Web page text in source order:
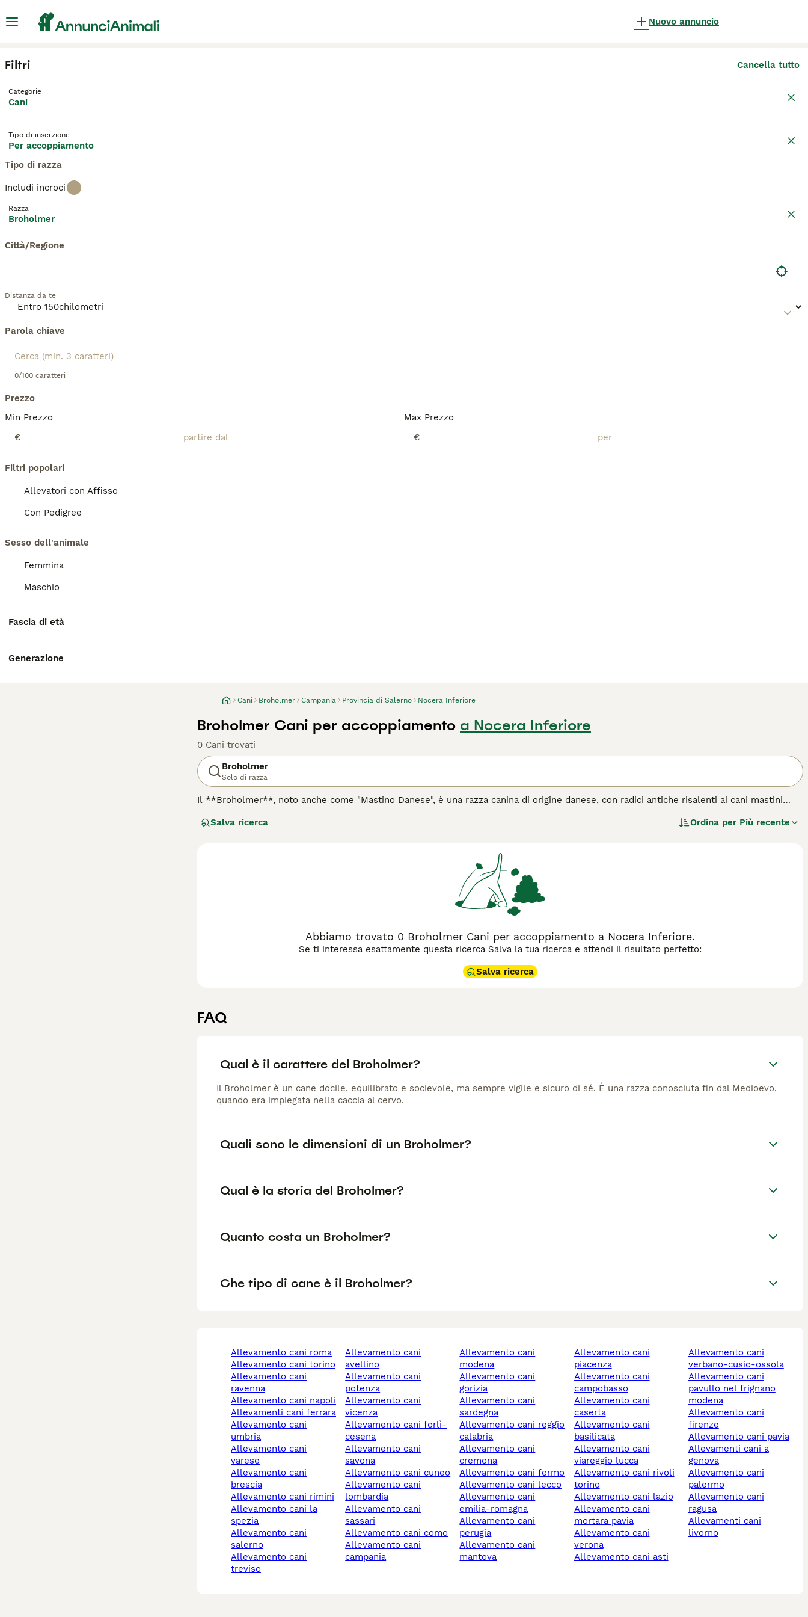
Nuovo annuncio
Filtri Cancella tutto
Categorie
Cani
Tipo di inserzione
Per accoppiamento
Tipo di razza
Includi incroci
Razza
Broholmer
Città/Regione
Distanza da te
Parola chiave
0/100 caratteri
Prezzo
Min Prezzo
€
Max Prezzo
€
Filtri popolari
Allevatori con Affisso
Con Pedigree
Sesso dell'animale
Femmina
Maschio
Fascia di età
Generazione
Cani Broholmer Campania Provincia di Salerno Nocera Inferiore
Broholmer Cani per accoppiamento a Nocera Inferiore
0 Cani trovati
Broholmer
Solo di razza
Il **Broholmer**, noto anche come "Mastino Danese", è una razza canina di origine danese, con radici antiche risalenti ai cani mastini
Broholmer è un cane di taglia grande, con un'altezza che supera spesso i 75 cm per i maschi, e un peso che può arrivare fino a 70 kg. Il
cane da guardia, vigile ma non aggressivo, ideale per chi cerca un compagno protettivo ma affettuoso. Questa razza si adatta bene a
famiglie con bambini, purché ci sia spazio sufficiente e una socializzazione adeguata fin dalla giovane età. Tra le parole chiave più
rilevanti per questa razza in Italia troviamo "Broholmer cane", "Mastino Danese", "cane da guardia", "razza Broholmer" e "Broholmer
carattere". Per la cura, è importante dedicare al Broholmer passeggiate quotidiane di media intensità e una formazione coerente e
positiva, oltre a monitorare la sua salute per prevenire displasia dell'anca e problemi cardiaci tipici delle razze grandi.
Salva ricerca Ordina per Più recente
Abbiamo trovato 0 Broholmer Cani per accoppiamento a Nocera Inferiore.
Se ti interessa esattamente questa ricerca Salva la tua ricerca e attendi il risultato perfetto:
Salva ricerca
FAQ
Qual è il carattere del Broholmer?
Il Broholmer è un cane docile, equilibrato e socievole, ma sempre vigile e sicuro di sé. È una razza conosciuta fin dal Medioevo,
quando era impiegata nella caccia al cervo.
Quali sono le dimensioni di un Broholmer?
Qual è la storia del Broholmer?
Quanto costa un Broholmer?
Che tipo di cane è il Broholmer?
allevamento cani roma
allevamento cani torino
allevamento cani
ravenna
allevamento cani napoli
allevamenti cani ferrara
allevamento cani
umbria
allevamento cani
varese
allevamento cani
brescia
allevamento cani rimini
allevamento cani la
spezia
allevamento cani
salerno
allevamento cani
treviso
allevamento cani
avellino
allevamento cani
potenza
allevamento cani
vicenza
allevamento cani forlì-
cesena
allevamento cani
savona
allevamento cani cuneo
allevamento cani
lombardia
allevamento cani
sassari
allevamento cani como
allevamento cani
campania
allevamento cani
modena
allevamento cani
gorizia
allevamento cani
sardegna
allevamento cani reggio
calabria
allevamento cani
cremona
allevamento cani fermo
allevamento cani lecco
allevamento cani
emilia-romagna
allevamento cani
perugia
allevamento cani
mantova
allevamento cani
piacenza
allevamento cani
campobasso
allevamento cani
caserta
allevamento cani
basilicata
allevamento cani
viareggio lucca
allevamento cani rivoli
torino
allevamento cani lazio
allevamento cani
mortara pavia
allevamento cani
verona
allevamento cani asti
allevamento cani
verbano-cusio-ossola
allevamento cani
pavullo nel frignano
modena
allevamento cani
firenze
allevamento cani pavia
allevamenti cani a
genova
allevamento cani
palermo
allevamento cani
ragusa
allevamenti cani
livorno